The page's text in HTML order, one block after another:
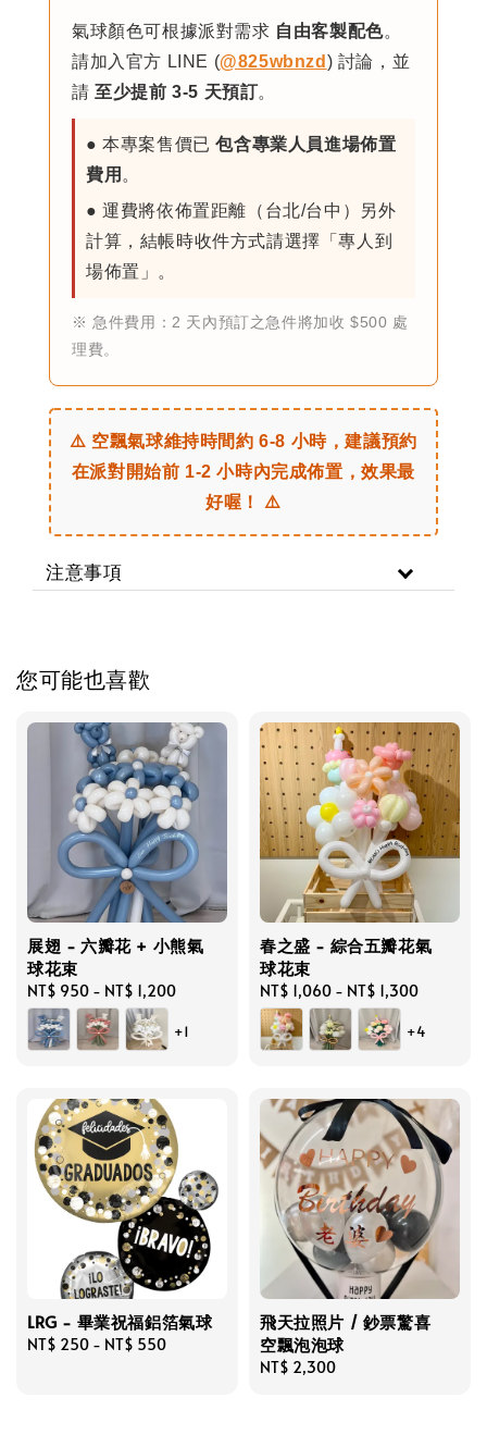
氣球顏色可根據派對需求 自由客製配色。
請加入官方 LINE (@825wbnzd ) 討論，並
請至少提前 3-5 天預訂。
● 本專案售價已包含專業人員進場佈置
費用 。
● 運費將依佈置距離（台北/台中）另外
計算，結帳時收件方式請選擇「專人到
場佈置」。
※ 急件費用：2 天內預訂之急件將加收 $500 處
理費。
⚠️ 空飄氣球維持時間約 6-8 小時，建議預約
在派對開始前 1-2 小時內完成佈置，效果最
好喔！ ⚠️
注意事項
您可能也喜歡
展翅 - 六瓣花 + 小熊氣
球花束
Regular
price
NT$ 950 - NT$ 1,200
+1
春之盛 - 綜合五瓣花氣
球花束
Regular
price
NT$ 1,060 - NT$ 1,300
+4
LRG - 畢業祝福鋁箔氣球
Regular
NT$ 250 - NT$ 550
飛天拉照片 / 鈔票驚喜
空飄泡泡球
Regular
NT$ 2,300